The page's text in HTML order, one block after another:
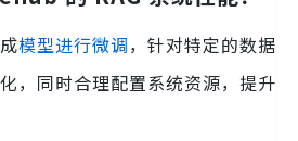
模型进行微调，针对特定的数据
，同时合理配置系统资源，提升